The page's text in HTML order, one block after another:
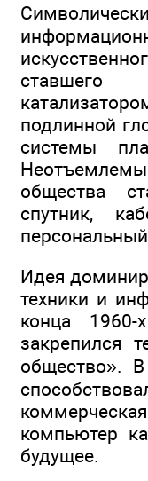
ставшего
подлинной
системы
общества
спутник,
Идея
техники и
конца
закрепился
общество».
компьютер
будущее.